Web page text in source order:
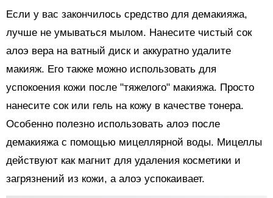
Если у вас закончилось средство для демакияжа,
лучше не умываться мылом. Нанесите чистый сок
алоэ вера на ватный диск и аккуратно удалите
макияж. Его также можно использовать для
успокоения кожи после "тяжелого" макияжа. Просто
нанесите сок или гель на кожу в качестве тонера.
Особенно полезно использовать алоэ после
демакияжа с помощью мицеллярной воды. Мицеллы
действуют как магнит для удаления косметики и
загрязнений из кожи, а алоэ успокаивает.